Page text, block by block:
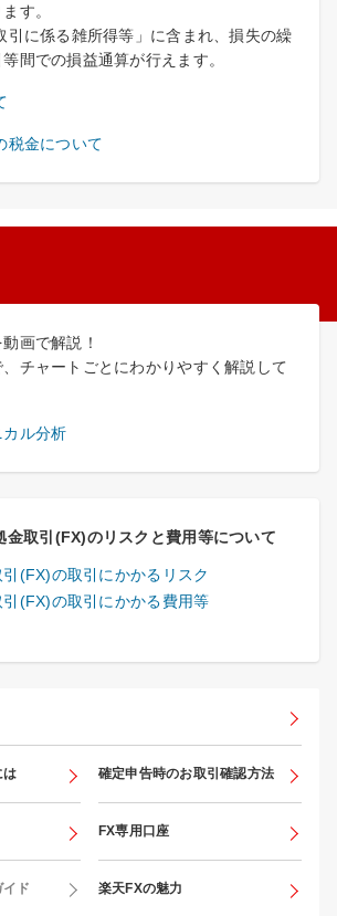
す。
引に係る雑所得等」に含まれ、損失の繰
間での損益通算が行えます。
税金について
画で解説！
チャートごとにわかりやすく解説して
ル分析
金取引(FX)のリスクと費用等について
(FX)の取引にかかるリスク
(FX)の取引にかかる費用等
は 確定申告時のお取引確認方法
FX専用口座
ド 楽天FXの魅力